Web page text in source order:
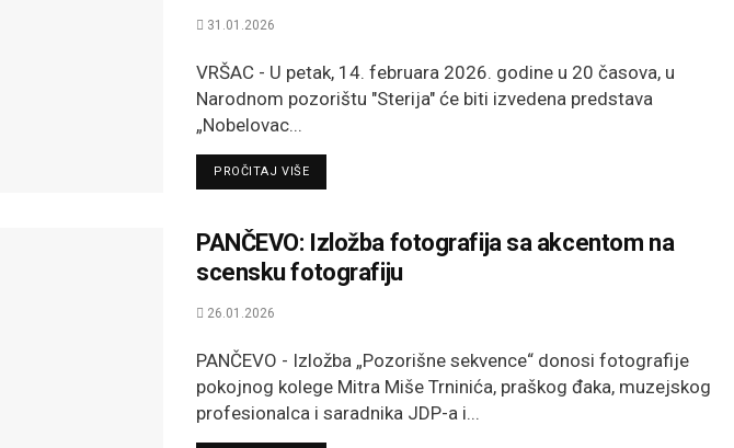
31.01.2026
VRŠAC - U petak, 14. februara 2026. godine u 20 časova, u
Narodnom pozorištu "Sterija" će biti izvedena predstava
„Nobelovac...
PROČITAJ VIŠEDETAILS
PANČEVO: Izložba fotografija sa akcentom na
scensku fotografiju
26.01.2026
PANČEVO - Izložba „Pozorišne sekvence“ donosi fotografije
pokojnog kolege Mitra Miše Trninića, praškog đaka, muzejskog
profesionalca i saradnika JDP-a i...